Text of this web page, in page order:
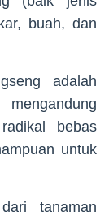
buah, dan
adalah
bebas
untuk
tanaman